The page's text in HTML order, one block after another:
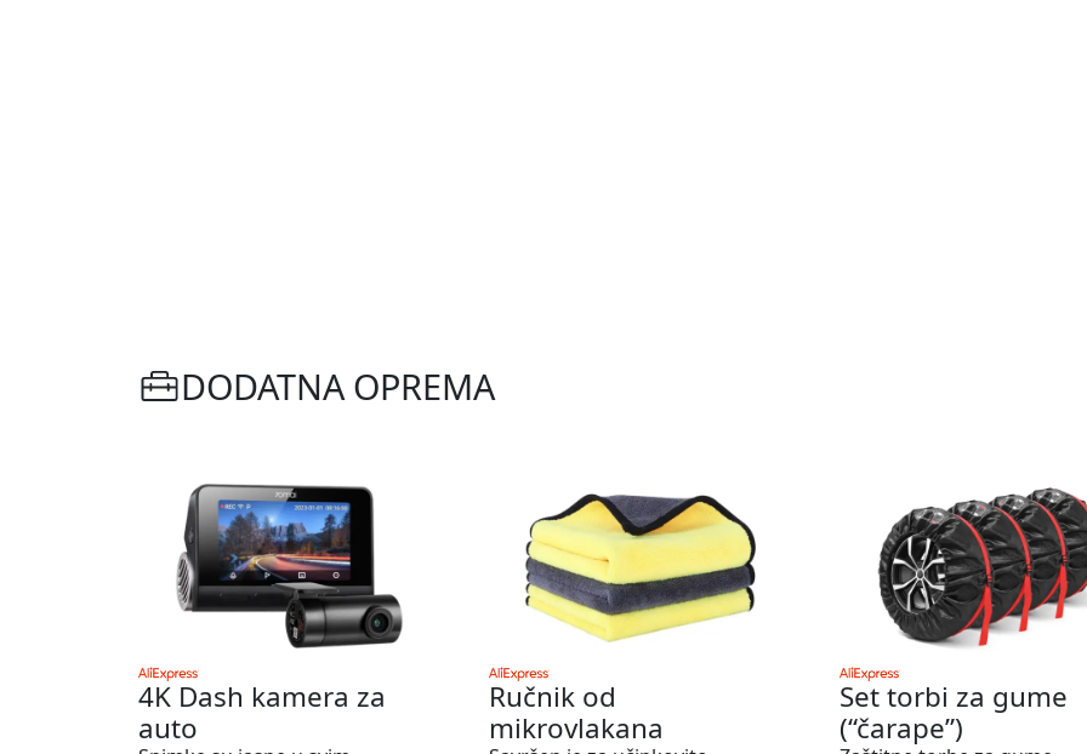
DODATNA OPREMA
4K Dash kamera za
auto
Ručnik od
mikrovlakana
Set torbi za gume
(“čarape”)